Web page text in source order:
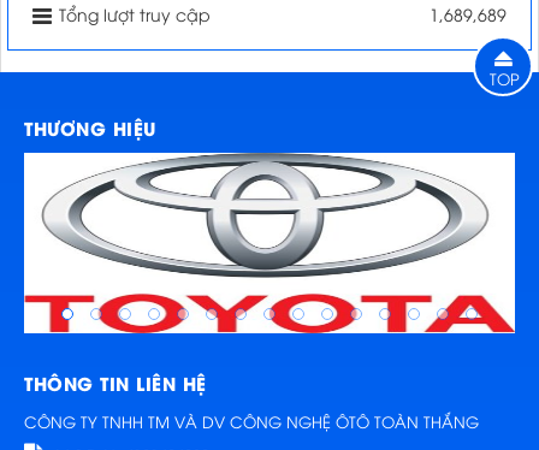
Tổng lượt truy cập
1,689,689
TOP
THƯƠNG HIỆU
THÔNG TIN LIÊN HỆ
CÔNG TY TNHH TM VÀ DV CÔNG NGHỆ ÔTÔ TOÀN THẮNG